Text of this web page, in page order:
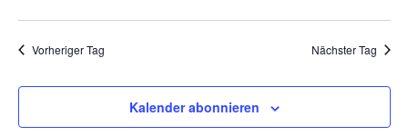
Vorheriger Tag Nächster Tag
Kalender abonnieren